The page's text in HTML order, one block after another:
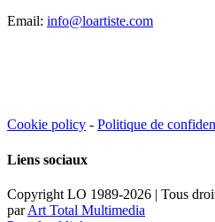
Email: info@loartiste.com
Cookie policy - Politique de
Liens sociaux
Copyright LO 1989-2026 | Tous
parArt Total Multimedia